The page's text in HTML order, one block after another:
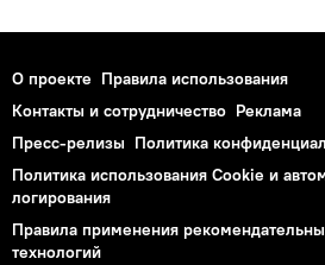
О проекте Правила использования
Контакты и сотрудничество Реклама
Пресс-релизы Политика
Политика использования Cookie и
логирования
Правила применения
технологий